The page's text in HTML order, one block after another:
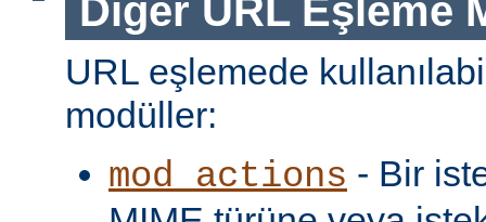
Diğer URL Eşleme
URL eşlemede
modüller:
mod_actions - Bir